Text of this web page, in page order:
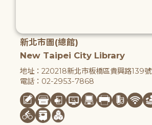
新北市圖(總館)
New Taipei City Library
地址：220218新北市板橋區貴興路139號
電話：02-2953-7868